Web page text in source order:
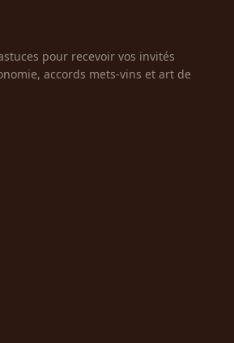
pour recevoir vos invités
accords mets-vins et art de